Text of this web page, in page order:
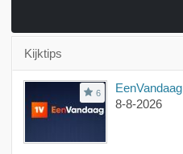
Kijktips
6
EenVandaag
8-8-2026